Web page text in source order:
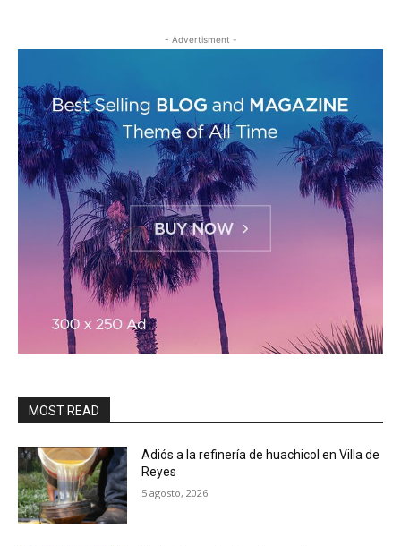
- Advertisment -
MOST READ
Adiós a la refinería de huachicol en Villa de
Reyes
5 agosto, 2026